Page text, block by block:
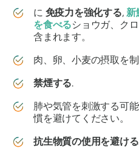
に 免疫力を強化する,新
を食べるショウガ、ク
含まれます。
肉、卵、小麦の摂取を制
禁煙する.
肺や気管を刺激する可
慣を避けてください。
抗生物質の使用を避ける